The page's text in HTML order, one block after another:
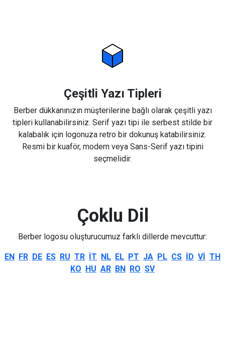
Çeşitli Yazı Tipleri
Berber dükkanınızın müşterilerine bağlı olarak çeşitli yazı
tipleri kullanabilirsiniz. Serif yazı tipi ile serbest stilde bir
kalabalık için logonuza retro bir dokunuş katabilirsiniz.
Resmi bir kuaför, modern veya Sans-Serif yazı tipini
seçmelidir.
Çoklu Dil
Berber logosu oluşturucumuz farklı dillerde mevcuttur:
EN FR DE ES RU TR IT NL EL PT JA PL CS ID VI TH
KO HU AR BN RO SV